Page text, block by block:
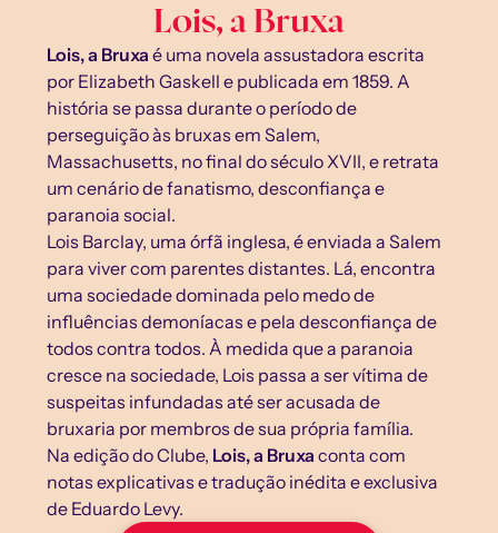
Lois, a Bruxa
Lois, a Bruxa é uma novela assustadora escrita
por Elizabeth Gaskell e publicada em 1859. A
história se passa durante o período de
perseguição às bruxas em Salem,
Massachusetts, no final do século XVII, e retrata
um cenário de fanatismo, desconfiança e
paranoia social.
Lois Barclay, uma órfã inglesa, é enviada a Salem
para viver com parentes distantes. Lá, encontra
uma sociedade dominada pelo medo de
influências demoníacas e pela desconfiança de
todos contra todos. À medida que a paranoia
cresce na sociedade, Lois passa a ser vítima de
suspeitas infundadas até ser acusada de
bruxaria por membros de sua própria família.
Na edição do Clube, Lois, a Bruxa conta com
notas explicativas e tradução inédita e exclusiva
de Eduardo Levy.